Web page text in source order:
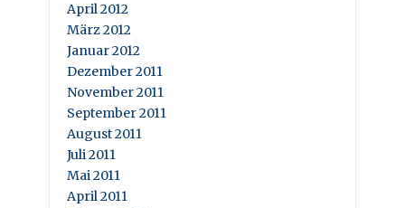
April 2012
März 2012
Januar 2012
Dezember 2011
November 2011
September 2011
August 2011
Juli 2011
Mai 2011
April 2011